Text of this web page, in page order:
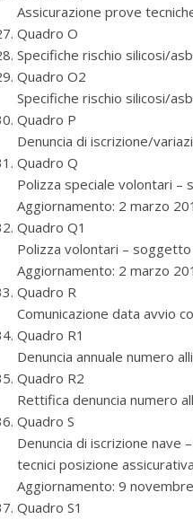
Assicurazione prove
Quadro O
Specifiche rischio silicosi/
Quadro O2
Specifiche rischio silicosi/
Quadro P
Denuncia di iscrizione/
Quadro Q
Polizza speciale volontari
Aggiornamento: 2 marzo
Quadro Q1
Polizza volontari –
Aggiornamento: 2 marzo
Quadro R
Comunicazione data avvio
Quadro R1
Denuncia annuale numero
Quadro R2
Rettifica denuncia numero
Quadro S
Denuncia di iscrizione nave
tecnici posizione
Aggiornamento: 9
Quadro S1